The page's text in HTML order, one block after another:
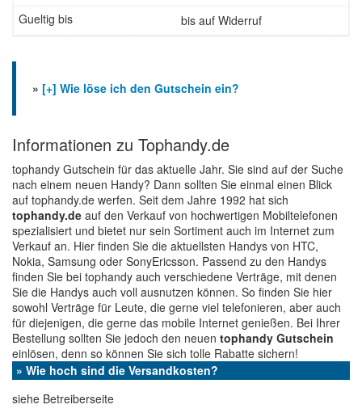
bis auf Widerruf
» [+] Wie löse ich den Gutschein ein?
Informationen zu Tophandy.de
tophandy Gutschein für das aktuelle Jahr. Sie sind auf der Suche
nach einem neuen Handy? Dann sollten Sie einmal einen Blick
auf tophandy.de werfen. Seit dem Jahre 1992 hat sich
tophandy.de auf den Verkauf von hochwertigen Mobiltelefonen
spezialisiert und bietet nur sein Sortiment auch im Internet zum
Verkauf an. Hier finden Sie die aktuellsten Handys von HTC,
Nokia, Samsung oder SonyEricsson. Passend zu den Handys
finden Sie bei tophandy auch verschiedene Verträge, mit denen
Sie die Handys auch voll ausnutzen können. So finden Sie hier
sowohl Verträge für Leute, die gerne viel telefonieren, aber auch
für diejenigen, die gerne das mobile Internet genießen. Bei Ihrer
Bestellung sollten Sie jedoch den neuen tophandy Gutschein
einlösen, denn so können Sie sich tolle Rabatte sichern!
» Wie hoch sind die Versandkosten?
siehe Betreiberseite